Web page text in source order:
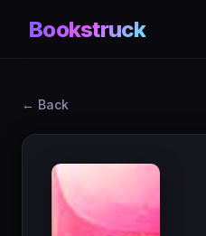
Bookstruck
← Back